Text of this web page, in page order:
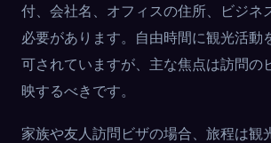
付、会社名、オフィスの住所、ビジネ
必要があります。自由時間に観光活動
可されていますが、主な焦点は訪問の
映するべきです。
家族や友人訪問ビザの場合、旅程は観